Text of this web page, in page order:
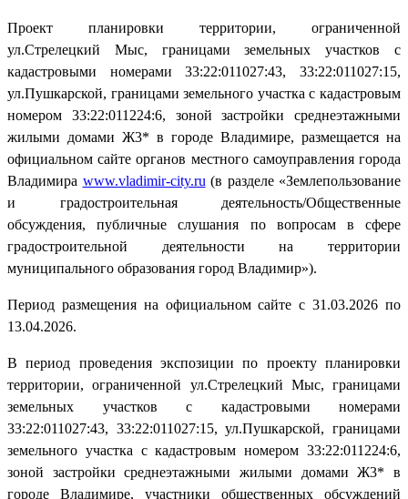
Проект планировки территории, ограниченной
ул.Стрелецкий Мыс, границами земельных участков с
кадастровыми номерами 33:22:011027:43, 33:22:011027:15,
ул.Пушкарской, границами земельного участка с кадастровым
номером 33:22:011224:6, зоной застройки среднеэтажными
жилыми домами Ж3* в городе Владимире, размещается на
официальном сайте органов местного самоуправления города
Владимира www.vladimir-city.ru (в разделе «Землепользование
и градостроительная деятельность/Общественные
обсуждения, публичные слушания по вопросам в сфере
градостроительной деятельности на территории
муниципального образования город Владимир»).
Период размещения на официальном сайте с 31.03.2026 по
13.04.2026.
В период проведения экспозиции по проекту планировки
территории, ограниченной ул.Стрелецкий Мыс, границами
земельных участков с кадастровыми номерами
33:22:011027:43, 33:22:011027:15, ул.Пушкарской, границами
земельного участка с кадастровым номером 33:22:011224:6,
зоной застройки среднеэтажными жилыми домами Ж3* в
городе Владимире, участники общественных обсуждений